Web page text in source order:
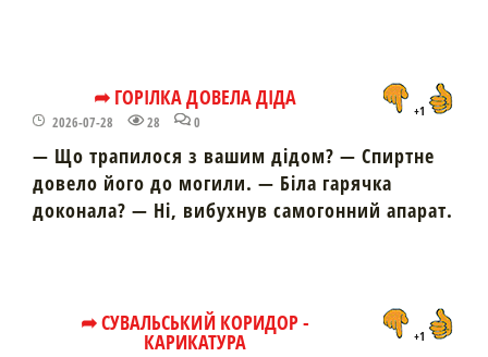
➦ ГОРІЛКА ДОВЕЛА ДІДА
2026-07-28 28 0
+1
— Що трапилося з вашим дідом? — Спиртне
довело його до могили. — Біла гарячка
доконала? — Ні, вибухнув самогонний апарат.
➦ СУВАЛЬСЬКИЙ КОРИДОР -
КАРИКАТУРА +1